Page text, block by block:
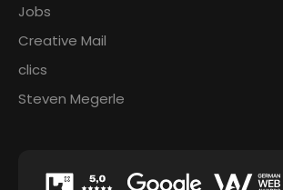
Jobs
Creative Mail
clics
Steven Megerle